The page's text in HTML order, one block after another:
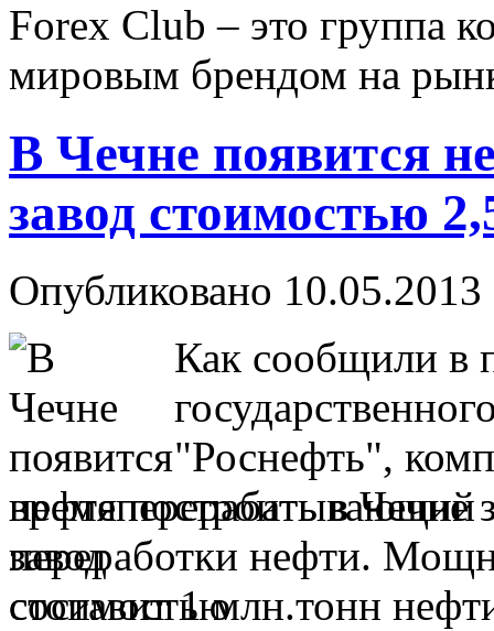
Forex Сlub – это группа
мировым брендом на
В Чечне появится
завод стоимостью
Опубликовано
Как сообщили в
"Роснефть",
время построить в Чечне
переработки нефти.
составит 1 млн.тонн